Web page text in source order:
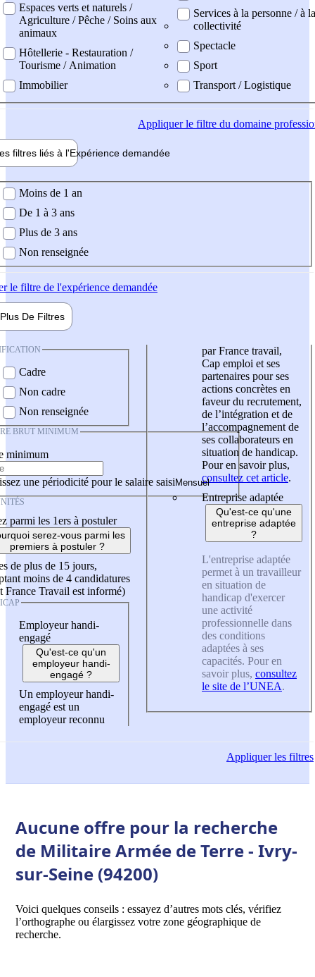
Espaces verts et naturels /
Agriculture / Pêche / Soins aux
animaux
Hôtellerie - Restauration /
Tourisme / Animation
Immobilier
Services à la personne / à la
collectivité
Spectacle
Sport
Transport / Logistique
Appliquerle filtre du domaine
filtres liés à l'Expérience demandée
demandée
Moins de 1 an
De 1 à 3 ans
Plus de 3 ans
Non renseignée
le filtre de l'expérience demandée
Plus De Filtres
Cadre
Non cadre
Non renseignée
BRUT MINIMUM
minimum
une périodicité pour le salaire saisi
parmi les 1ers à postuler
serez-vous parmi les
premiers à postuler ?
de plus de 15 jours,
moins de 4 candidatures
France Travail est informé)
Employeur handi-
engagé
Qu'est-ce qu'un
employeur handi-
engagé ?
Un employeur handi-
engagé est un
employeur reconnu
par France travail,
Cap emploi et ses
partenaires pour ses
actions concrètes en
faveur du recrutement,
de l’intégration et de
l’accompagnement de
ses collaborateurs en
situation de handicap.
Pour en savoir plus,
consultez cet article.
Entreprise adaptée
Qu'est-ce qu'une
entreprise adaptée
?
L'entreprise adaptée
permet à un travailleur
en situation de
handicap d'exercer
une activité
professionnelle dans
des conditions
adaptées à ses
capacités. Pour en
savoir plus, consultez
le site de l’UNEA.
Appliquerles filtres
Aucune offre pour la recherche
de Militaire Armée de Terre - Ivry-
sur-Seine (94200)
Voici quelques conseils : essayez d’autres mots clés, vérifiez
l’orthographe ou élargissez votre zone géographique de
recherche.